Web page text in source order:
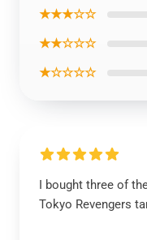
★★★☆☆
★★☆☆☆
★☆☆☆☆
I bought three of
Tokyo Revengers